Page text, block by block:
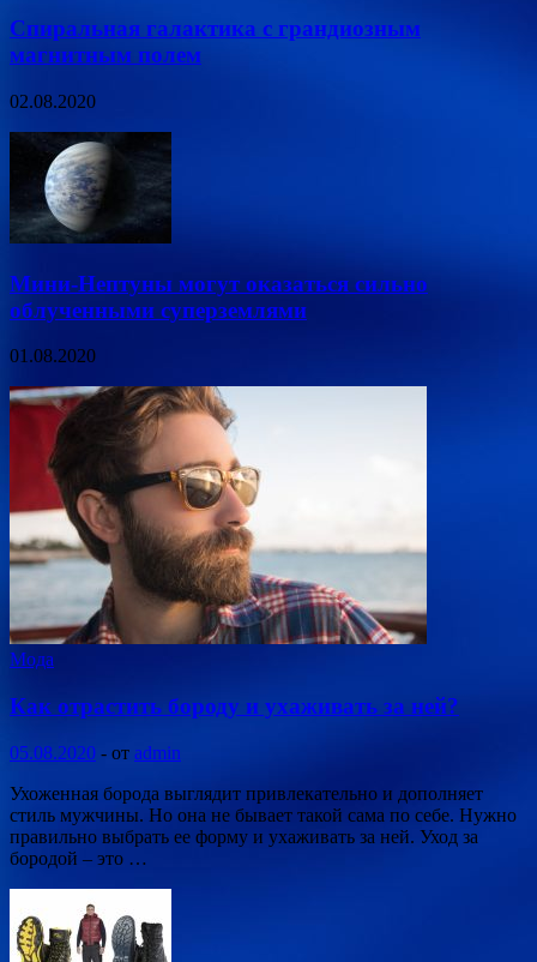
Спиральная галактика с грандиозным
магнитным полем
02.08.2020
Мини-Нептуны могут оказаться сильно
облученными суперземлями
01.08.2020
Мода
Как отрастить бороду и ухаживать за ней?
05.08.2020 - от admin
Ухоженная борода выглядит привлекательно и дополняет
стиль мужчины. Но она не бывает такой сама по себе. Нужно
правильно выбрать ее форму и ухаживать за ней. Уход за
бородой – это …